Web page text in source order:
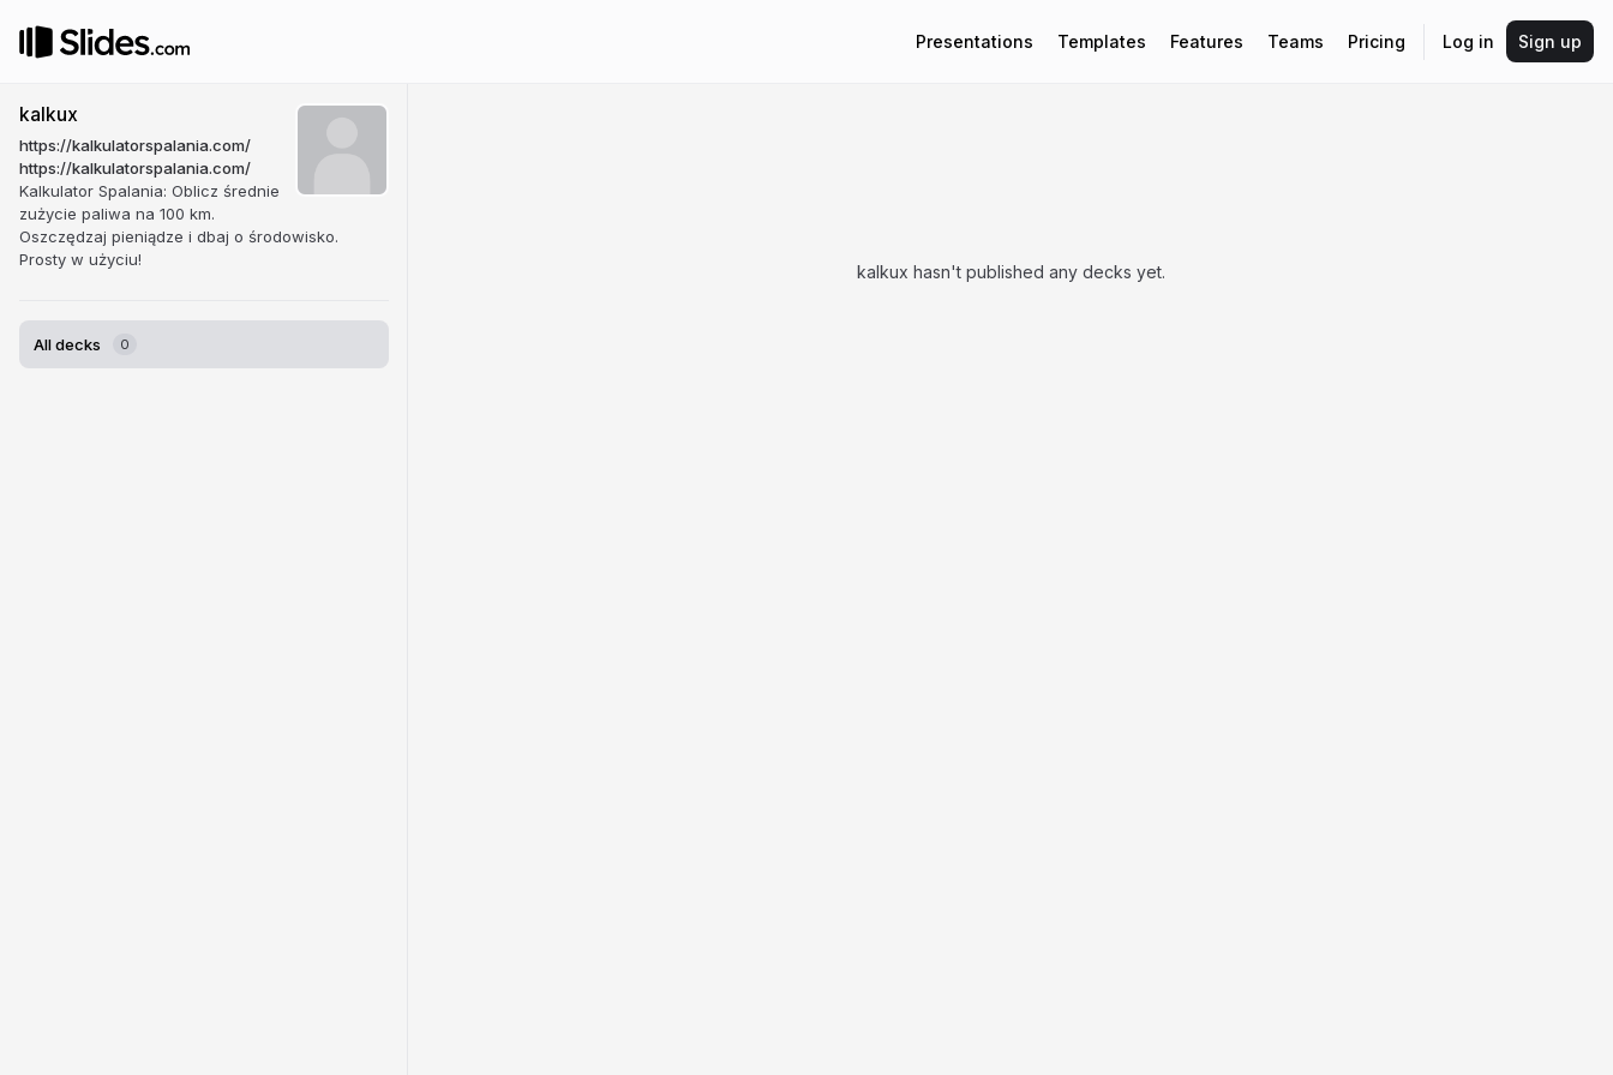
Presentations Templates Features Teams Pricing Log in Sign up
kalkux
https://kalkulatorspalania.com/
https://kalkulatorspalania.com/
Kalkulator Spalania: Oblicz średnie
zużycie paliwa na 100 km.
Oszczędzaj pieniądze i dbaj o środowisko.
Prosty w użyciu!
All decks 0
kalkux hasn't published any decks yet.